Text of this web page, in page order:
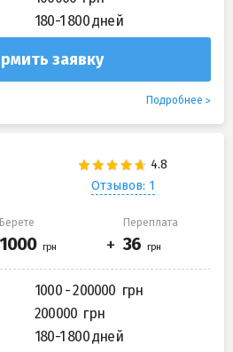
180-1 800 дней
заявку
Подробнее
Отзывов: 1
Берете Переплата
1000 - 200000
200000
180-1 800 дней